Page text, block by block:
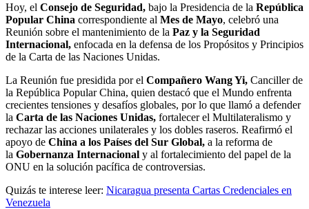
Hoy, el Consejo de Seguridad, bajo la Presidencia de la República
Popular China correspondiente al Mes de Mayo, celebró una
Reunión sobre el mantenimiento de la Paz y la Seguridad
Internacional, enfocada en la defensa de los Propósitos y Principios
de la Carta de las Naciones Unidas.
La Reunión fue presidida por el Compañero Wang Yi, Canciller de
la República Popular China, quien destacó que el Mundo enfrenta
crecientes tensiones y desafíos globales, por lo que llamó a defender
la Carta de las Naciones Unidas, fortalecer el Multilateralismo y
rechazar las acciones unilaterales y los dobles raseros. Reafirmó el
apoyo de China a los Países del Sur Global, a la reforma de
la Gobernanza Internacional y al fortalecimiento del papel de la
ONU en la solución pacífica de controversias.
Quizás te interese leer: Nicaragua presenta Cartas Credenciales en
Venezuela